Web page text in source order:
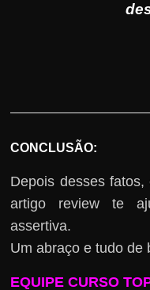
CONCLUSÃO:
Depois desses
artigo review te
assertiva.
Um abraço e tudo de
EQUIPE CURSO